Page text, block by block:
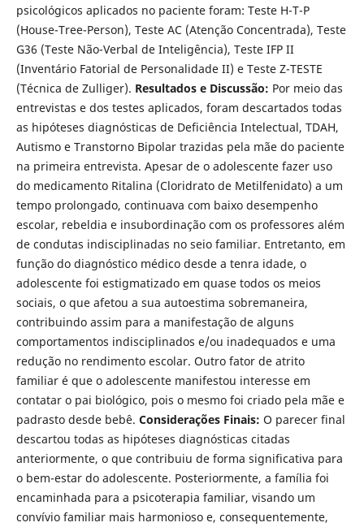
psicológicos aplicados no paciente foram: Teste H-T-P
(House-Tree-Person), Teste AC (Atenção Concentrada), Teste
G36 (Teste Não-Verbal de Inteligência), Teste IFP II
(Inventário Fatorial de Personalidade II) e Teste Z-TESTE
(Técnica de Zulliger). Resultados e Discussão: Por meio das
entrevistas e dos testes aplicados, foram descartados todas
as hipóteses diagnósticas de Deficiência Intelectual, TDAH,
Autismo e Transtorno Bipolar trazidas pela mãe do paciente
na primeira entrevista. Apesar de o adolescente fazer uso
do medicamento Ritalina (Cloridrato de Metilfenidato) a um
tempo prolongado, continuava com baixo desempenho
escolar, rebeldia e insubordinação com os professores além
de condutas indisciplinadas no seio familiar. Entretanto, em
função do diagnóstico médico desde a tenra idade, o
adolescente foi estigmatizado em quase todos os meios
sociais, o que afetou a sua autoestima sobremaneira,
contribuindo assim para a manifestação de alguns
comportamentos indisciplinados e/ou inadequados e uma
redução no rendimento escolar. Outro fator de atrito
familiar é que o adolescente manifestou interesse em
contatar o pai biológico, pois o mesmo foi criado pela mãe e
padrasto desde bebê. Considerações Finais: O parecer final
descartou todas as hipóteses diagnósticas citadas
anteriormente, o que contribuiu de forma significativa para
o bem-estar do adolescente. Posteriormente, a família foi
encaminhada para a psicoterapia familiar, visando um
convívio familiar mais harmonioso e, consequentemente,